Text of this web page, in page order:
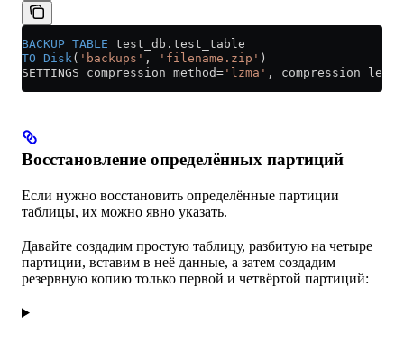
BACKUP TABLE test_db . test_table
TO Disk( 'backups' , 'filename.zip' )
SETTINGS compression_method= 'lzma' , compression_level
Восстановление определённых партиций
Если нужно восстановить определённые партиции
таблицы, их можно явно указать.
Давайте создадим простую таблицу, разбитую на четыре
партиции, вставим в неё данные, а затем создадим
резервную копию только первой и четвёртой партиций: